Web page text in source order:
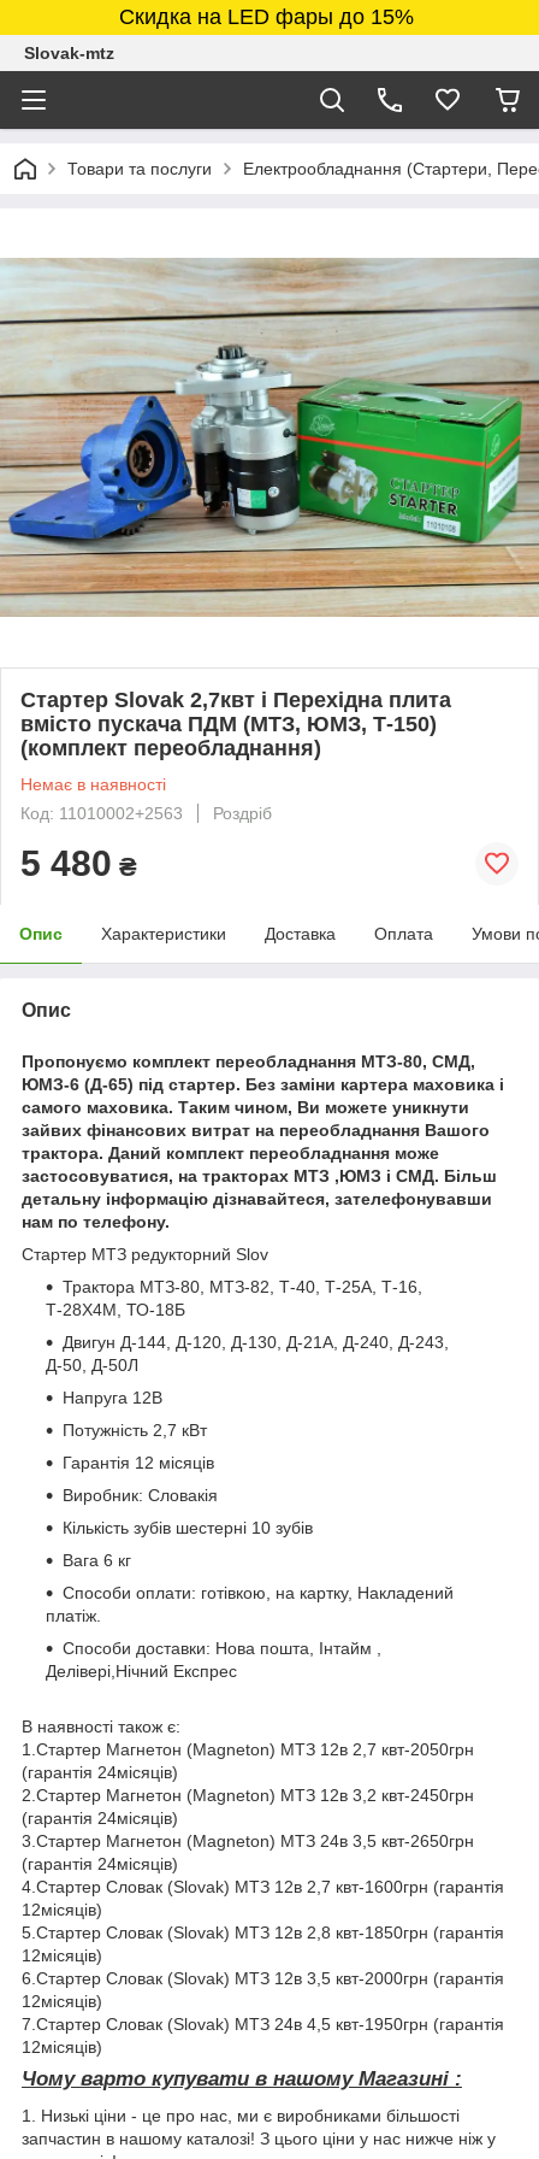
Скидка на LED фары до 15%
Slovak-mtz
Товари та послуги Електрообладнання (Стартери,
Стартер Slovak 2,7квт і Перехідна плита
вмісто пускача ПДМ (МТЗ, ЮМЗ, Т-150)
(комплект переобладнання)
Немає в наявності
Код: 11010002+2563
Роздріб
5 480 ₴
Опис Характеристики Доставка Оплата Умови
Опис
Пропонуємо комплект переобладнання МТЗ-80, СМД,
ЮМЗ-6 (Д-65) під стартер. Без заміни картера маховика і
самого маховика. Таким чином, Ви можете уникнути
зайвих фінансових витрат на переобладнання Вашого
трактора. Даний комплект переобладнання може
застосовуватися, на тракторах МТЗ ,ЮМЗ і СМД. Більш
детальну інформацію дізнавайтеся, зателефонувавши
нам по телефону.
Стартер МТЗ редукторний Slov
Трактора МТЗ-80, МТЗ-82, Т-40, Т-25А, Т-16,
Т-28Х4М, ТО-18Б
Двигун Д-144, Д-120, Д-130, Д-21А, Д-240, Д-243,
Д-50, Д-50Л
Напруга 12В
Потужність 2,7 кВт
Гарантія 12 місяців
Виробник: Словакія
Кількість зубів шестерні 10 зубів
Вага 6 кг
Способи оплати: готівкою, на картку, Накладений
платіж.
Способи доставки: Нова пошта, Інтайм ,
Делівері,Нічний Експрес
В наявності також є:
1.Стартер Магнетон (Magneton) МТЗ 12в 2,7 квт-2050грн
(гарантія 24місяців)
2.Стартер Магнетон (Magneton) МТЗ 12в 3,2 квт-2450грн
(гарантія 24місяців)
3.Стартер Магнетон (Magneton) МТЗ 24в 3,5 квт-2650грн
(гарантія 24місяців)
4.Стартер Словак (Slovak) МТЗ 12в 2,7 квт-1600грн (гарантія
12місяців)
5.Стартер Словак (Slovak) МТЗ 12в 2,8 квт-1850грн (гарантія
12місяців)
6.Стартер Словак (Slovak) МТЗ 12в 3,5 квт-2000грн (гарантія
12місяців)
7.Стартер Словак (Slovak) МТЗ 24в 4,5 квт-1950грн (гарантія
12місяців)
Чому варто купувати в нашому Магазині :
1. Низькі ціни - це про нас, ми є виробниками більшості
запчастин в нашому каталозі! З цього ціни у нас нижче ніж у